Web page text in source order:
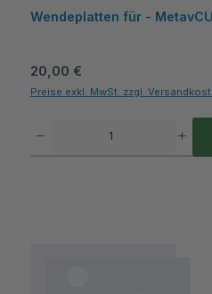
Wendeplatten für -
Regulärer Preis:
20,00 €
Preise exkl. MwSt. zzgl.